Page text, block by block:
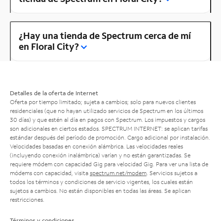
¿Hay una tienda de Spectrum cerca de mí
en Floral City?
Detalles de la oferta de Internet
Oferta por tiempo limitado; sujeta a cambios; solo para nuevos clientes
residenciales (que no hayan utilizado servicios de Spectrum en los últimos
30 días) y que estén al día en pagos con Spectrum. Los impuestos y cargos
son adicionales en ciertos estados. SPECTRUM INTERNET: se aplican tarifas
estándar después del período de promoción. Cargo adicional por instalación.
Velocidades basadas en conexión alámbrica. Las velocidades reales
(incluyendo conexión inalámbrica) varían y no están garantizadas. Se
requiere módem con capacidad Gig para velocidad Gig. Para ver una lista de
módems con capacidad, visita spectrum.net/modem . Servicios sujetos a
todos los términos y condiciones de servicio vigentes, los cuales están
sujetos a cambios. No están disponibles en todas las áreas. Se aplican
restricciones.